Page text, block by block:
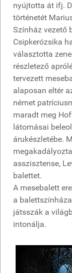
nyújtotta át ifj.
történetét
Színház vezető
Csipkerózsika
választotta
részletező
tervezett
alaposan eltér
német
maradt meg
látomásai
árukészletébe.
asszisztense,
balettet.
A mesebalett
a
játsszák a
intonálja.